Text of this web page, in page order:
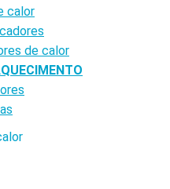
calor
de calor